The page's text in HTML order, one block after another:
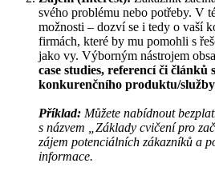
svého problému nebo potřeby. V
možnosti – dozví se i tedy o vaší
firmách, které by mu pomohli s
jako vy. Výborným nástrojem
case studies, referencí či článků
konkurenčního produktu/
Příklad: Můžete nabídnout
s názvem „Základy cvičení pro
zájem potenciálních zákazníků a
informace.